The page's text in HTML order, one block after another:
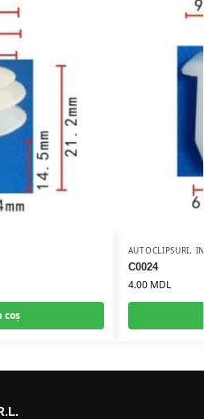
coș
AUTOCLIPSURI,
C0024
4.00 MDL